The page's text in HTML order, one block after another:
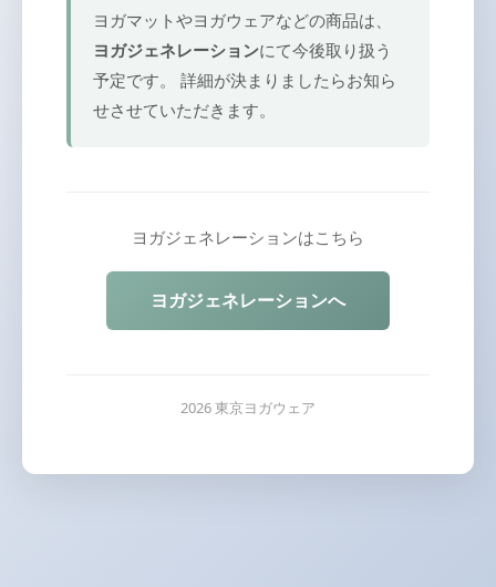
ヨガマットやヨガウェアなどの商品は、
ヨガジェネレーションにて今後取り扱う
予定です。 詳細が決まりましたらお知ら
せさせていただきます。
ヨガジェネレーションはこちら
ヨガジェネレーションへ
2026 東京ヨガウェア